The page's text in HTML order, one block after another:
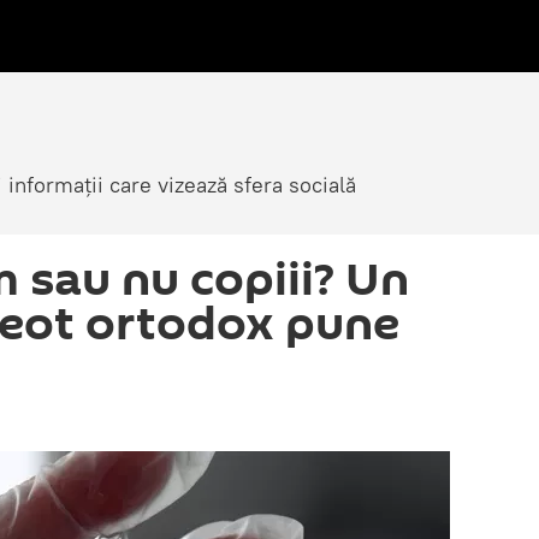
care vizează sfera socială
sau nu copiii? Un
ortodox pune